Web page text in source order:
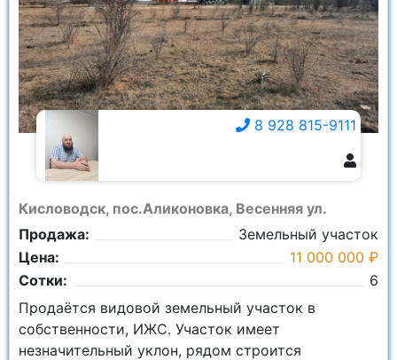
Кисловодск, пос.Аликоновка, Весенняя ул.
Продажа:
Земельный участок
Цена:
11 000 000 ₽
Сотки:
6
8 928 815-9111
Продаётся видовой земельный участок в
собственности, ИЖС. Участок имеет
незначительный уклон, рядом строится